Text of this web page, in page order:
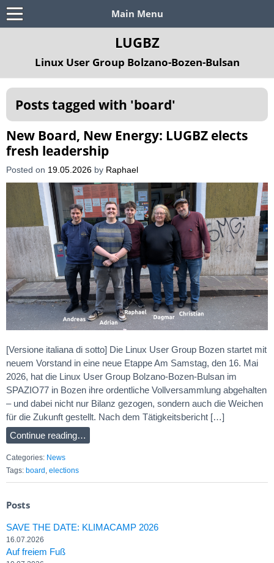
Main Menu
LUGBZ
Linux User Group Bolzano-Bozen-Bulsan
Posts tagged with 'board'
New Board, New Energy: LUGBZ elects
fresh leadership
Posted on 19.05.2026 by Raphael
[Versione italiana di sotto] Die Linux User Group Bozen startet mit
neuem Vorstand in eine neue Etappe Am Samstag, den 16. Mai
2026, hat die Linux User Group Bolzano-Bozen-Bulsan im
SPAZIO77 in Bozen ihre ordentliche Vollversammlung abgehalten
– und dabei nicht nur Bilanz gezogen, sondern auch die Weichen
für die Zukunft gestellt. Nach dem Tätigkeitsbericht […]
Continue reading…
Categories: News
Tags: board , elections
Posts
SAVE THE DATE: KLIMACAMP 2026
16.07.2026
Auf freiem Fuß